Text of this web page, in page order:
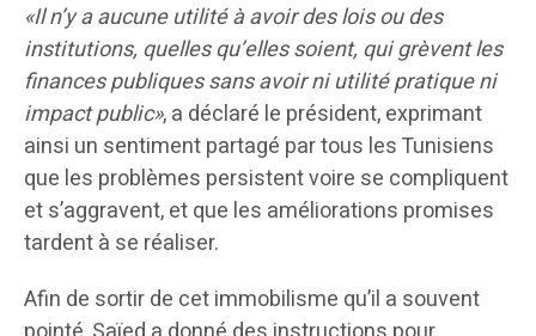
«Il n’y a aucune utilité à avoir des lois ou des
institutions, quelles qu’elles soient, qui grèvent les
finances publiques sans avoir ni utilité pratique ni
impact public», a déclaré le président, exprimant
ainsi un sentiment partagé par tous les Tunisiens
que les problèmes persistent voire se compliquent
et s’aggravent, et que les améliorations promises
tardent à se réaliser.
Afin de sortir de cet immobilisme qu’il a souvent